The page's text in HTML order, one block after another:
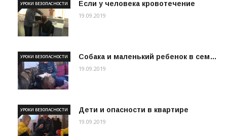
Если у человека кровотечение
УРОКИ БЕЗОПАСНОСТИ
19.09.2019
Собака и маленький ребенок в сем…
УРОКИ БЕЗОПАСНОСТИ
19.09.2019
Дети и опасности в квартире
УРОКИ БЕЗОПАСНОСТИ
19.09.2019